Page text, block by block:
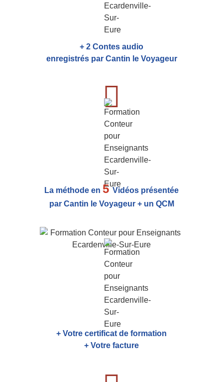
+ 2 Contes audio
enregistrés par Cantin le Voyageur
La méthode en 5Vidéos présentée
par Cantin le Voyageur + un QCM
+ Votre certificat de formation
+ Votre facture